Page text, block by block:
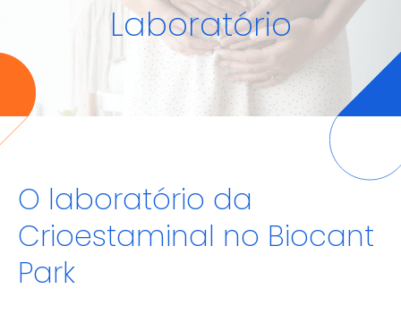
Células estaminais
Casos de Sucesso
Crioestaminal
Planos e Preços
Blogue
Contactos
Selecionar uma região
Laboratório
O laboratório da
Crioestaminal no Biocant
Park